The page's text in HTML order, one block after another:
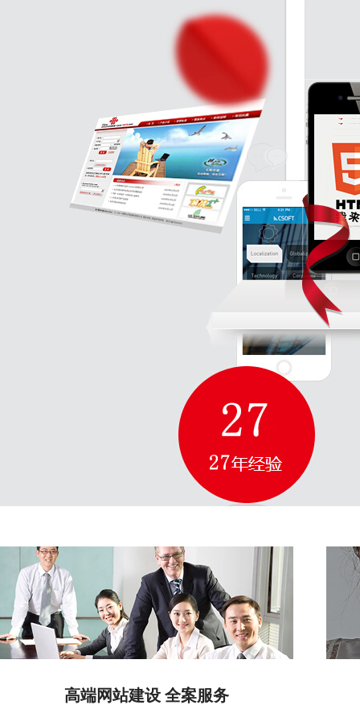
高端网站建设 全案服务